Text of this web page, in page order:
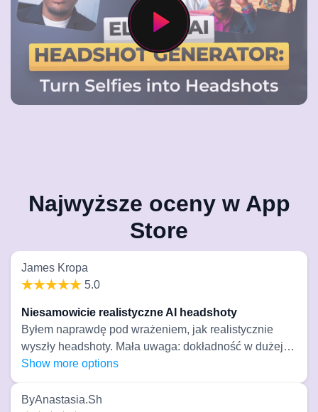
Najwyższe oceny w App
Store
James Kropa
5.0
Niesamowicie realistyczne AI headshoty
Byłem naprawdę pod wrażeniem, jak realistycznie
wyszły headshoty. Mała uwaga: dokładność w dużej
mierze zależy od przesłanych selfie. Jeśli wybierzesz
rezultaty mogą wyglądać jak inna osoba. Ale jeśli
Show more options
ByAnastasia.Sh